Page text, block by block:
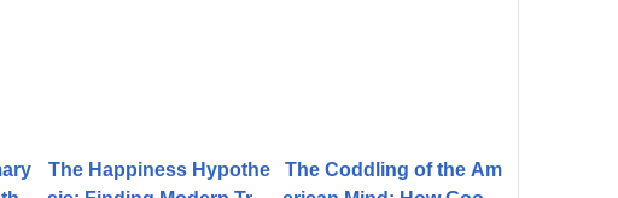
The Happiness Hypothe
The Coddling of the Am